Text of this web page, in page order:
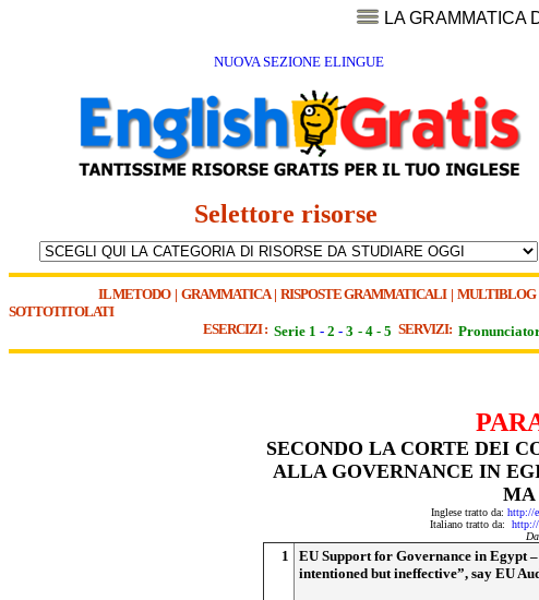
LA GRAMMATICA
NUOVA SEZIONE ELINGUE
Selettore risorse
IL METODO| GRAMMATICA| RISPOSTE GRAMMATICALI| MULTIBLOG
SOTTOTITOLATI
ESERCIZI : Serie 1 - 2 - 3 - 4 - 5 SERVIZI:
SECONDO LA CORTE DEI
ALLA GOVERNANCE IN
MA
Inglese tratto da: http://
Italiano tratto da: http://
1
EU Support for Governance in Egypt
intentioned but ineffective”, say EU